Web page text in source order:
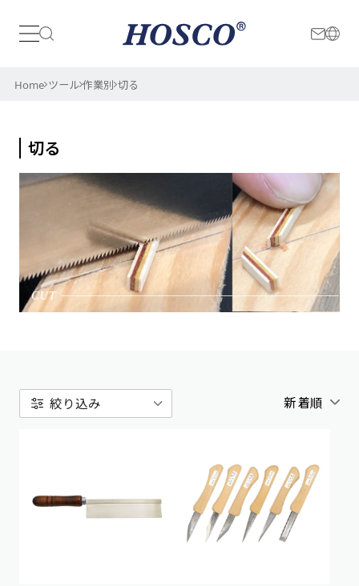
日本
Home ツール 作業別 切る
切る
絞り込み
対象
ナット
指板
木工全般
新着順
新着順
価格が安い順
価格が高い順